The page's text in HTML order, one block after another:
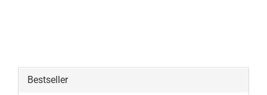
Bestseller